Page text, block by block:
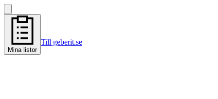
Mina listor
Till geberit.se